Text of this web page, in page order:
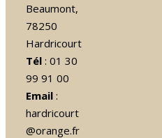
Beaumont,
78250
Hardricourt
Tél : 01 30
99 91 00
Email :
hardricourt
@orange.fr